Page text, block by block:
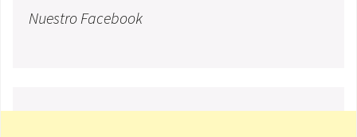
Nuestro Facebook